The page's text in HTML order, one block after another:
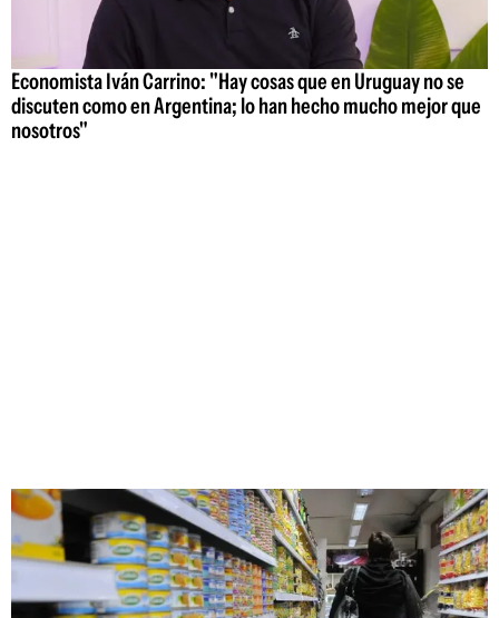
Economista Iván Carrino: "Hay cosas que en Uruguay no se
discuten como en Argentina; lo han hecho mucho mejor que
nosotros"